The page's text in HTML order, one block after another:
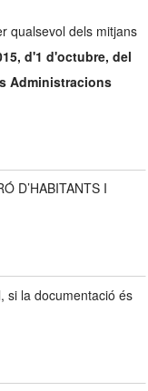
qualsevol dels mitjans
d'1 d'octubre, del
Administracions
D’HABITANTS I
si la documentació és